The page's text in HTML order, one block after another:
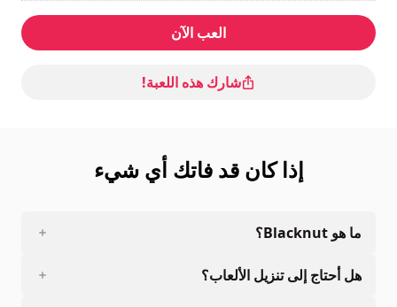
: منخفض
تتم الإشارة إلى الأوامر في خيارات اللعبة.
العب الآن
شارك هذه اللعبة!
إذا كان قد فاتك أي شيء
ما هو Blacknut؟
هل أحتاج إلى تنزيل الألعاب؟